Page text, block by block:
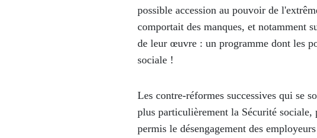
possible accession au pouvoir de
comportait des manques, et notamment
de leur œuvre : un programme dont les
sociale !
Les contre-réformes successives qui se
plus particulièrement la Sécurité
permis le désengagement des